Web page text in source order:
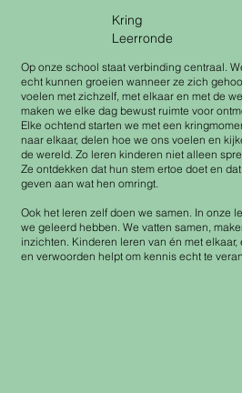
Kring
Leerronde
Op onze school staat verbinding centraal.
echt kunnen groeien wanneer ze zich
voelen met zichzelf, met elkaar en met de
maken we elke dag bewust ruimte voor
Elke ochtend starten we met een
naar elkaar, delen hoe we ons voelen en
de wereld. Zo leren kinderen niet alleen
Ze ontdekken dat hun stem ertoe doet en
geven aan wat hen omringt.
Ook het leren zelf doen we samen. In onze
we geleerd hebben. We vatten samen,
inzichten. Kinderen leren van én met
en verwoorden helpt om kennis echt te